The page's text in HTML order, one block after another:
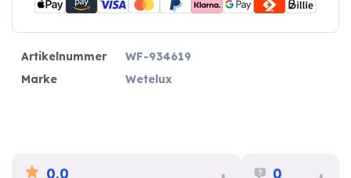
Artikelnummer
WF-934619
Marke
Wetelux
0.0 0